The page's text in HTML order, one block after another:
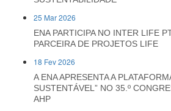
25 Mar 2026
ENA PARTICIPA NO INTER LIFE
PARCEIRA DE PROJETOS LIFE
18 Fev 2026
A ENA APRESENTA A
SUSTENTÁVEL” NO 35.º
AHP